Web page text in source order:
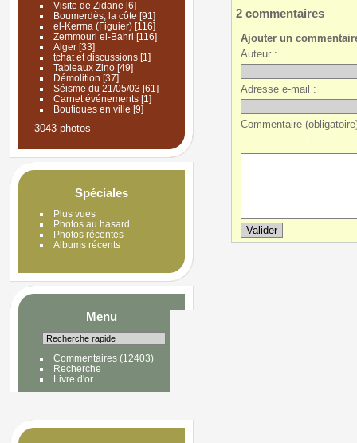
Visite de Zidane [6]
Boumerdès, la côte [91]
el-Kerma (Figuier)[116]
Zemmouri el-Bahri [116]
Alger[33]
tchat et discussions[1]
Tableaux Zino[49]
Démolition [37]
Séisme du 21/05/03 [61]
Carnet événements[1]
Boutiques en ville [9]
3043 photos
Spéciales
Plus vues
Photos au hasard
Photos récentes
Albums récents
Menu
Commentaires(12403)
Recherche
Livre d'or
2 commentaires
Ajouter un
Auteur :
Adresse e-mail :
Commentaire
|